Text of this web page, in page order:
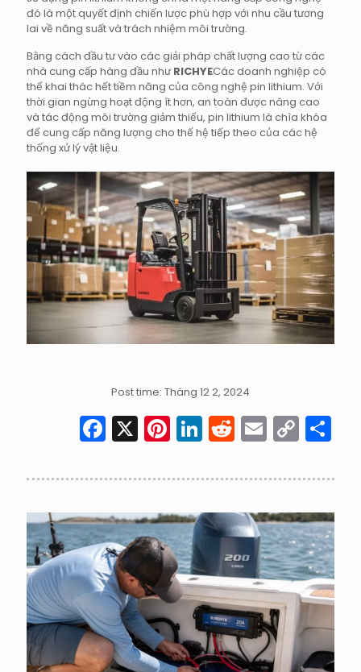
đó là một quyết định chiến lược phù hợp với nhu cầu tương
lai về năng suất và trách nhiệm môi trường.
Bằng cách đầu tư vào các giải pháp chất lượng cao từ các
nhà cung cấp hàng đầu như RICHYECác doanh nghiệp có
thể khai thác hết tiềm năng của công nghệ pin lithium. Với
thời gian ngừng hoạt động ít hơn, an toàn được nâng cao
và tác động môi trường giảm thiểu, pin lithium là chìa khóa
để cung cấp năng lượng cho thế hệ tiếp theo của các hệ
thống xử lý vật liệu.
Post time: Tháng 12 2, 2024
Facebook
X Pinterest
LinkedIn
Reddit
Email
Link